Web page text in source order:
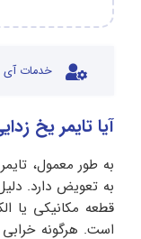
خدمات آی
آیا تایمر یخ
به طور معمول،
به تعویض دارد.
قطعه مکانیکی یا
است. هرگونه خرابی